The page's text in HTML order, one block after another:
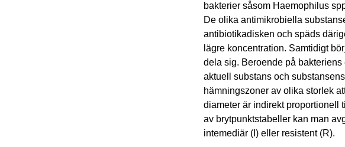
bakterier såsom Haemophilus
De olika antimikrobiella
antibiotikadisken och späds
lägre koncentration. Samtidigt
dela sig. Beroende på
aktuell substans och
hämningszoner av olika storlek
diameter är indirekt proportionell
av brytpunktstabeller kan man
intemediär (I) eller resistent (R).